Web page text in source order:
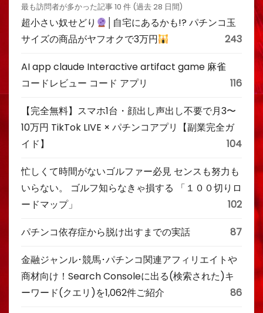
最も訪問者が多かった記事 10 件 (過去 28 日間)
超小さい奴せどり
│自宅にあるかも!? パチンコ玉
サイズの商品がヤフオクで3万円
243
AI app claude Interactive artifact game 麻雀
コードレビュー コード アプリ
116
【完全無料】スマホ1台・顔出し声出し不要で月3〜
10万円 TikTok LIVE × パチンコアプリ【副業完全ガ
イド】
104
忙しくて時間がないゴルファー必見 センスも努力も
いらない。 ゴルフ知らなきゃ損する 「１００切りロ
ードマップ」
102
パチンコ依存症から脱け出すまでの実話 87
金融ジャンル･競馬･パチンコ関連アフィリエイトや
商材向け！Search Consoleに出る(検索された)キ
ーワード(クエリ)を1,062件ご紹介
86